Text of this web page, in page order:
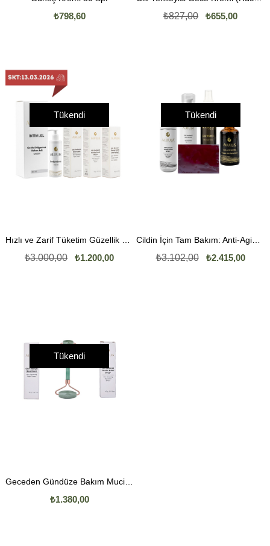
₺798,60 ₺655,00
₺827,00
Tükendi
Hızlı ve Zarif Tüketim Güzellik Seti
₺1.200,00
₺3.000,00
Tükendi
Cildin İçin Tam Bakım: Anti-Aging ve Cilt Yenileyici Set
₺2.415,00
₺3.102,00
Tükendi
Geceden Gündüze Bakım Mucizesi: Gece Kremi + Gündüz Kremi | Jade Roller Hediye
₺1.380,00